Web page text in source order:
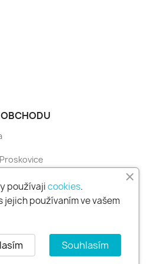
481 664
používajicookies.
jejich používaním ve vašem
Souhlasím